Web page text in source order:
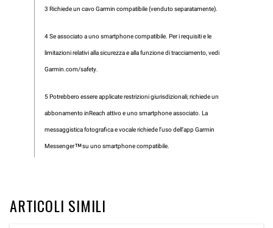
3 Richiede un cavo Garmin compatibile (venduto separatamente).
4 Se associato a uno smartphone compatibile. Per i requisiti e le
limitazioni relativi alla sicurezza e alla funzione di tracciamento, vedi
Garmin.com/safety.
5 Potrebbero essere applicate restrizioni giurisdizionali; richiede un
abbonamento inReach attivo e uno smartphone associato. La
messaggistica fotografica e vocale richiede l’uso dell’app Garmin
Messenger™ su uno smartphone compatibile.
ARTICOLI SIMILI